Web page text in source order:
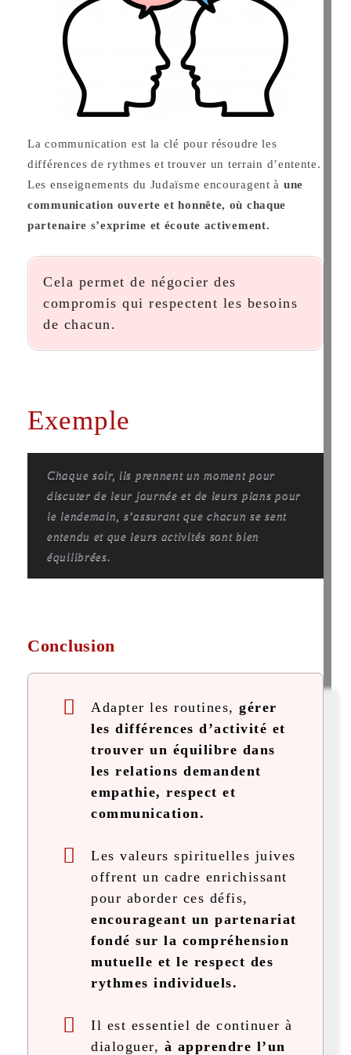
La communication est la clé pour résoudre les
différences de rythmes et trouver un terrain d’entente.
Les enseignements du Judaïsme encouragent à une
communication ouverte et honnête, où chaque
partenaire s’exprime et écoute activement.
Cela permet de négocier des
compromis qui respectent les besoins
de chacun.
Exemple
Chaque soir, ils prennent un moment pour
discuter de leur journée et de leurs plans pour
le lendemain, s’assurant que chacun se sent
entendu et que leurs activités sont bien
équilibrées.
Conclusion
Adapter les routines, gérer
les différences d’activité et
trouver un équilibre dans
les relations demandent
empathie, respect et
communication.
Les valeurs spirituelles juives
offrent un cadre enrichissant
pour aborder ces défis,
encourageant un partenariat
fondé sur la compréhension
mutuelle et le respect des
rythmes individuels.
Il est essentiel de continuer à
dialoguer, à apprendre l’un